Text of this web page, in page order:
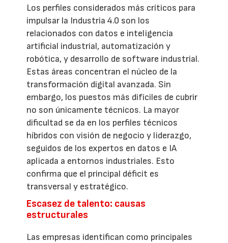
Los perfiles considerados más críticos para
impulsar la Industria 4.0 son los
relacionados con datos e inteligencia
artificial industrial, automatización y
robótica, y desarrollo de software industrial.
Estas áreas concentran el núcleo de la
transformación digital avanzada. Sin
embargo, los puestos más difíciles de cubrir
no son únicamente técnicos. La mayor
dificultad se da en los perfiles técnicos
híbridos con visión de negocio y liderazgo,
seguidos de los expertos en datos e IA
aplicada a entornos industriales. Esto
confirma que el principal déficit es
transversal y estratégico.
Escasez de talento: causas
estructurales
Las empresas identifican como principales